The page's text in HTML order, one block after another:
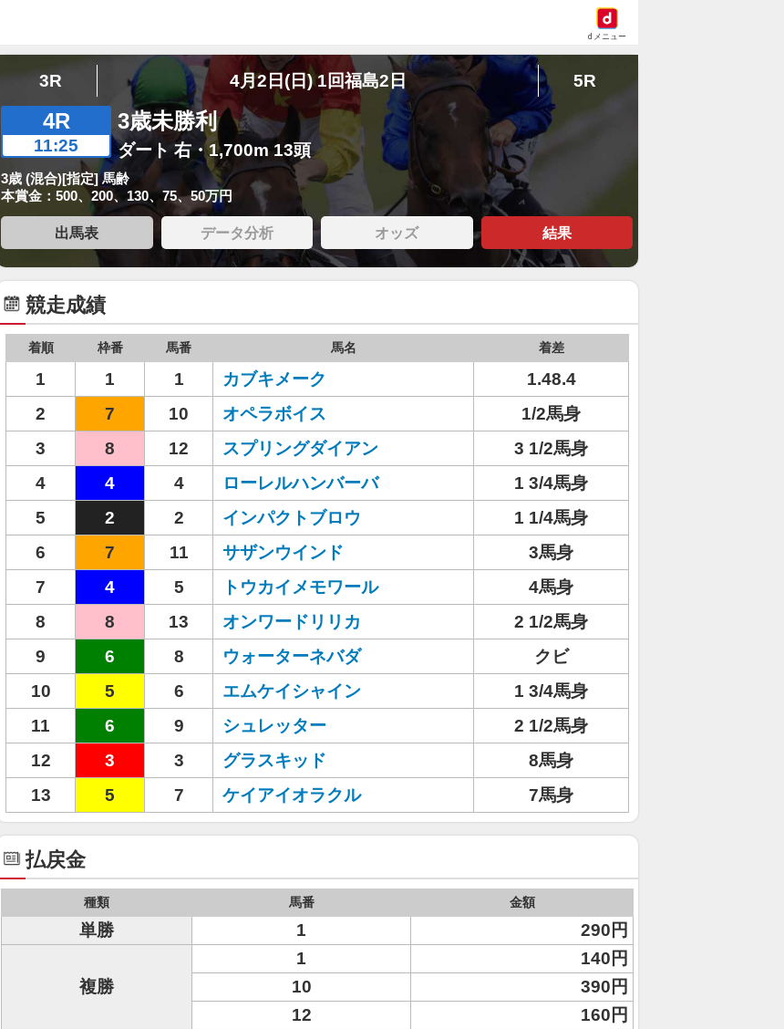
dメニュー
3R 4月2日(日) 1回福島2日 5R
4R
11:25
3歳未勝利
ダート 右・1,700m 13頭
3歳 (混合)[指定] 馬齢
本賞金：500、200、130、75、50万円
出馬表 データ分析 オッズ 結果
競走成績
着順 枠番 馬番 馬名 着差
1 1 1 カブキメーク
1.48.4
2
7 10 オペラボイス
1/2馬身
3
8 12 スプリングダイアン
3 1/2馬身
4
4 4 ローレルハンバーバ
1 3/4馬身
5
2 2 インパクトブロウ
1 1/4馬身
6
7 11 サザンウインド
3馬身
7
4 5 トウカイメモワール
4馬身
8
8 13 オンワードリリカ
2 1/2馬身
9
6 8 ウォーターネバダ
クビ
10
5 6 エムケイシャイン
1 3/4馬身
11
6 9 シュレッター
2 1/2馬身
12
3 3 グラスキッド
8馬身
13
5 7 ケイアイオラクル 7馬身
払戻金
種類 馬番 金額
単勝 1 290円
複勝
1
140円
10
390円
12
160円